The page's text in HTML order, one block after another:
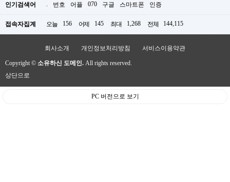
인기검색어 . 번호 어플 070 구글 스마트폰 인증
접속자집계 오늘 156 어제 145 최대 1,268 전체 144,115
회사소개 개인정보처리방침 서비스이용약관
Copyright © 소유하신 도메인. All rights reserved.
상단으로
PC 버전으로 보기